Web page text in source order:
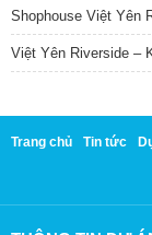
Shophouse Việt Yên
Việt Yên Riverside –
Trang chủ Tin tức